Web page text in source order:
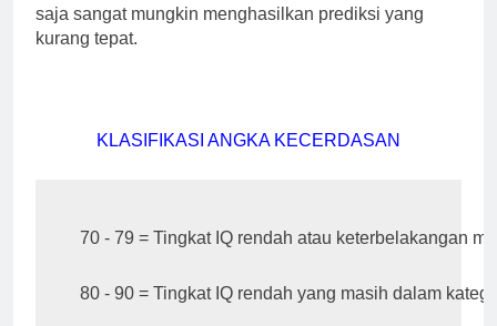
saja sangat mungkin menghasilkan prediksi yang
kurang tepat.
KLASIFIKASI ANGKA KECERDASAN
70 - 79 = Tingkat IQ rendah atau keterbelakangan
80 - 90 = Tingkat IQ rendah yang masih dalam